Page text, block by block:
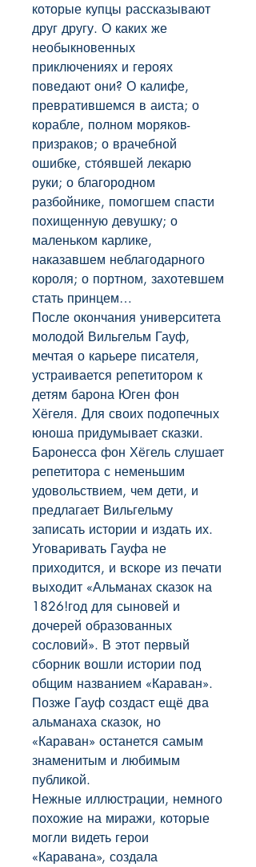
которые купцы рассказывают
друг другу. О каких же
необыкновенных
приключениях и героях
поведают они? О калифе,
превратившемся в аиста; о
корабле, полном моряков-
призраков; о врачебной
ошибке, сто́явшей лекарю
руки; о благородном
разбойнике, помогшем спасти
похищенную девушку; о
маленьком карлике,
наказавшем неблагодарного
короля; о портном, захотевшем
стать принцем…
После окончания университета
молодой Вильгельм Гауф,
мечтая о карьере писателя,
устраивается репетитором к
детям барона Юген фон
Хёгеля. Для своих подопечных
юноша придумывает сказки.
Баронесса фон Хёгель слушает
репетитора с неменьшим
удовольствием, чем дети, и
предлагает Вильгельму
записать истории и издать их.
Уговаривать Гауфа не
приходится, и вскоре из печати
выходит «Альманах сказок на
1826!год для сыновей и
дочерей образованных
сословий». В этот первый
сборник вошли истории под
общим названием «Караван».
Позже Гауф создаст ещё два
альманаха сказок, но
«Караван» останется самым
знаменитым и любимым
публикой.
Нежные иллюстрации, немного
похожие на миражи, которые
могли видеть герои
«Каравана», создала